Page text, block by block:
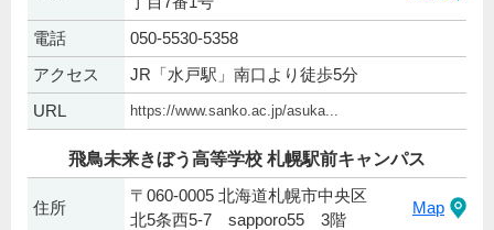
電話
050-5530-5358
アクセス
JR「水戸駅」南口より徒歩5分
URL
https://www.sanko.ac.jp/asuka...
飛鳥未来きぼう高等学校 札幌駅前キャンパス
住所
〒060-0005 北海道札幌市中央区
北5条西5-7 sapporo55 3階
Map